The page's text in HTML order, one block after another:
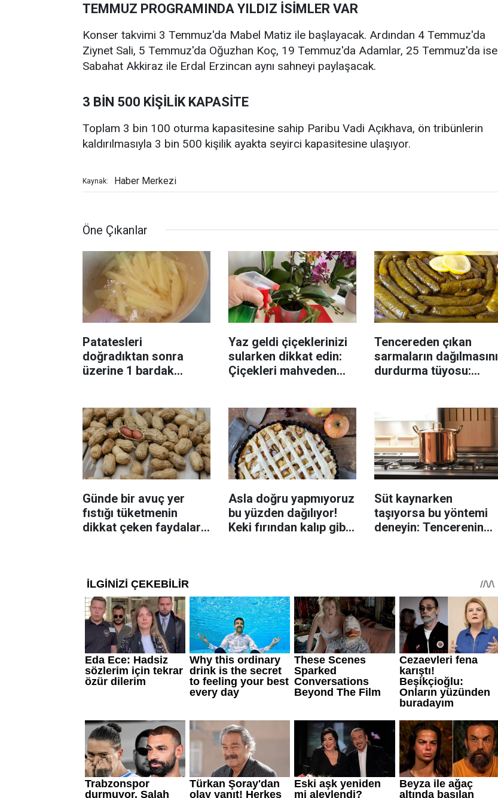
TEMMUZ PROGRAMINDA YILDIZ İSİMLER VAR
Konser takvimi 3 Temmuz'da Mabel Matiz ile başlayacak. Ardından 4 Temmuz'da
Ziynet Sali, 5 Temmuz'da Oğuzhan Koç, 19 Temmuz'da Adamlar, 25 Temmuz'da ise
Sabahat Akkiraz ile Erdal Erzincan aynı sahneyi paylaşacak.
3 BİN 500 KİŞİLİK KAPASİTE
Toplam 3 bin 100 oturma kapasitesine sahip Paribu Vadi Açıkhava, ön tribünlerin
kaldırılmasıyla 3 bin 500 kişilik ayakta seyirci kapasitesine ulaşıyor.
Kaynak: Haber Merkezi
Öne Çıkanlar
Patatesleri
doğradıktan sonra
üzerine 1 bardak
Yaz geldi çiçeklerinizi
sularken dikkat edin:
Çiçekleri mahveden
Tencereden çıkan
sarmaların dağılmasını
durdurma tüyosu:
Günde bir avuç yer
fıstığı tüketmenin
dikkat çeken faydaları:
Asla doğru yapmıyoruz
bu yüzden dağılıyor!
Keki fırından kalıp gibi
Süt kaynarken
taşıyorsa bu yöntemi
deneyin: Tencerenin